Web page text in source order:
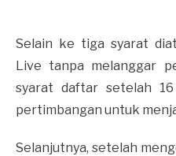
Selain ke tiga syarat
Live tanpa melanggar
syarat daftar setelah
pertimbangan untuk
Selanjutnya, setelah